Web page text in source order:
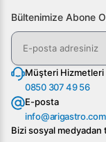
Bültenimize Abone
Müşteri Hizmetleri
0850 307 49 56
E-posta
info@arigastro.com
Bizi sosyal medyadan